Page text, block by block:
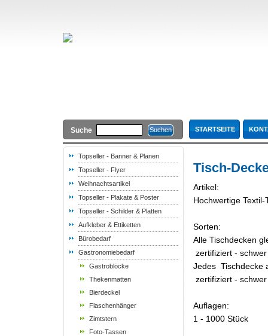
Suche STARTSEITE
Topseller - Banner & Planen
Topseller - Flyer
Weihnachtsartikel
Topseller - Plakate & Poster
Topseller - Schilder & Platten
Aufkleber & Ettiketten
Bürobedarf
Gastronomiebedarf
Gastroblöcke
Thekenmatten
Bierdeckel
Flaschenhänger
Zimtstern
Foto-Tassen
Tisch-
Artikel:
Hochwertige
Sorten:
Alle Tischdecken
zertifiziert -
Jedes Tischdecke
zertifiziert -
Auflagen:
1 - 1000 Stück